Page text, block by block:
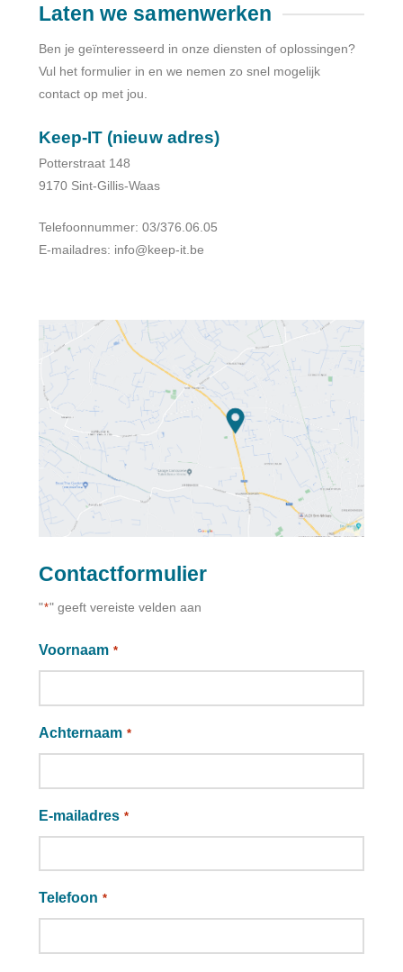
Laten we samenwerken
Ben je geïnteresseerd in onze diensten of oplossingen?
Vul het formulier in en we nemen zo snel mogelijk
contact op met jou.
Keep-IT (nieuw adres)
Potterstraat 148
9170 Sint-Gillis-Waas
Telefoonnummer: 03/376.06.05
E-mailadres: info@keep-it.be
Contactformulier
"*" geeft vereiste velden aan
Voornaam *
Achternaam *
E-mailadres *
Telefoon *